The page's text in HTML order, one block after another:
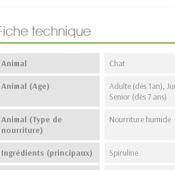
technique
Animal Chat
Animal (Age)
Adulte (dès 1an),
Senior (dès 7 ans)
Animal (Type de
nourriture)
Nourriture humide
Ingrédients (principaux) Spiruline